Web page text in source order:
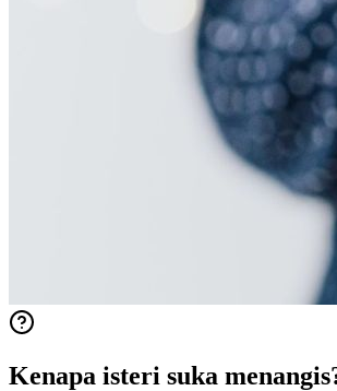
Kenapa isteri suka